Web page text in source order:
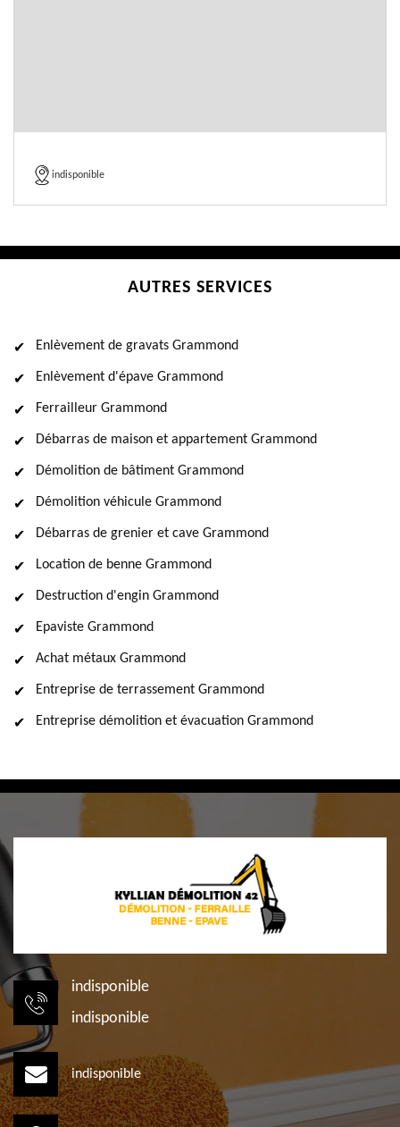
indisponible
AUTRES SERVICES
Enlèvement de gravats Grammond
Enlèvement d'épave Grammond
Ferrailleur Grammond
Débarras de maison et appartement Grammond
Démolition de bâtiment Grammond
Démolition véhicule Grammond
Débarras de grenier et cave Grammond
Location de benne Grammond
Destruction d'engin Grammond
Epaviste Grammond
Achat métaux Grammond
Entreprise de terrassement Grammond
Entreprise démolition et évacuation Grammond
indisponible
indisponible
indisponible